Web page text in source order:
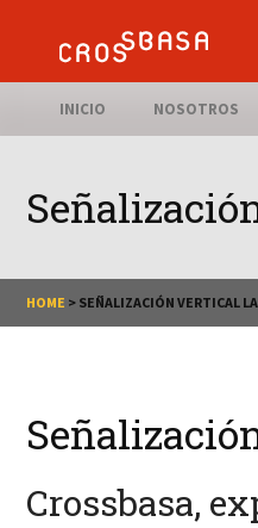
INICIO NOSOTROS
HOME > SEÑALIZACIÓN VERTICAL
Crossbasa,